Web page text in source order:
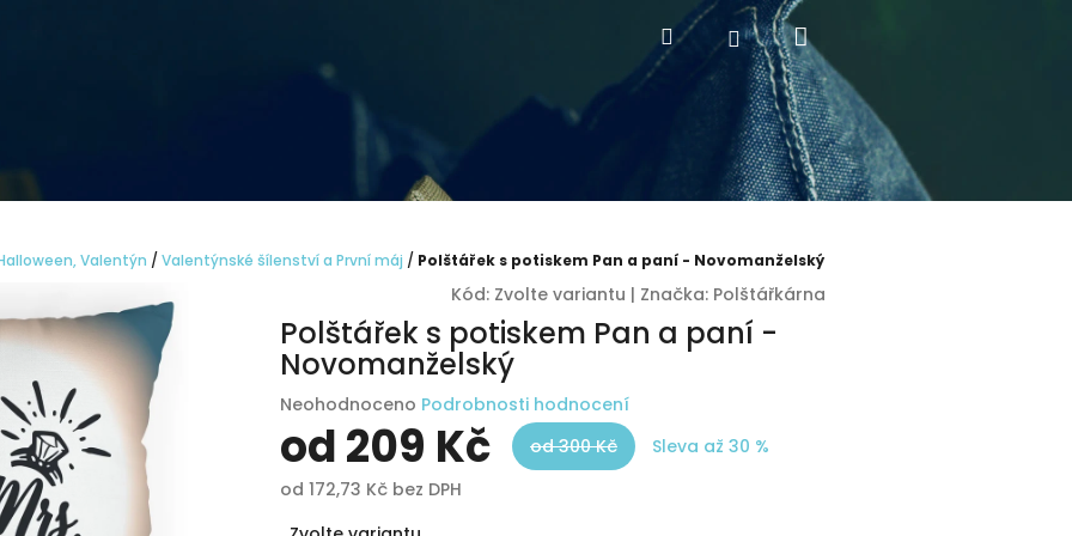
HledatPřihlášeníNákupní
košík
Valentýn / Valentýnské šílenství a První máj / Polštářek s potiskem Pan a paní - Novomanželský
Kód: Zvolte variantu | Značka: Polštářkárna
Polštářek s potiskem Pan a paní -
Novomanželský
Průměrné
hodnocení
produktu
0,0
Neohodnoceno Podrobnosti hodnocení
od209 Kč od 300 Kč
Sleva až 30 %
od 172,73 Kč bez DPH